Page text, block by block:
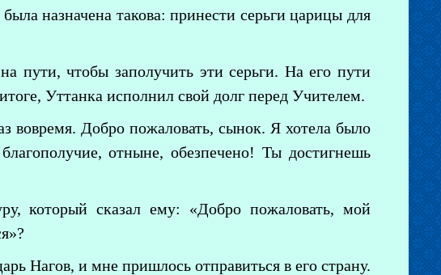
назначена такова: принести серьги царицы для
пути, чтобы заполучить эти серьги. На его пути
Уттанка исполнил свой долг перед Учителем.
вовремя. Добро пожаловать, сынок. Я хотела было
отныне, обезпечено! Ты достигнешь
который сказал ему: «Добро пожаловать, мой
Нагов, и мне пришлось отправиться в его страну.